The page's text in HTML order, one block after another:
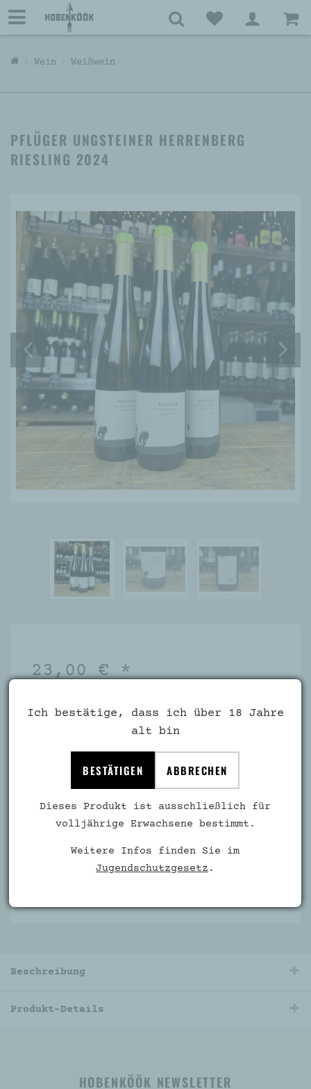
Wein Weißwein
PFLÜGER UNGSTEINER HERRENBERG
RIESLING 2024
23,00 € *
Inhalt:0,75 Liter(€ 30,67 / 1 Liter)
Artikel-Nr.:7641
IN DEN WARENKORB
Beschreibung
Produkt-Details
HOBENKÖÖK NEWSLETTER
Ich bestätige, dass ich über 18 Jahre
alt bin
BESTÄTIGEN ABBRECHEN
Dieses Produkt ist ausschließlich für
volljährige Erwachsene bestimmt.
Weitere Infos finden Sie im
Jugendschutzgesetz .